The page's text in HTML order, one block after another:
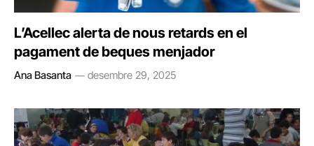
L’Acellec alerta de nous retards en el
pagament de beques menjador
Ana Basanta desembre 29, 2025